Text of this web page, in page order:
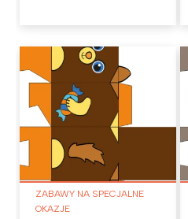
ZABAWY NA SPECJALNE
OKAZJE